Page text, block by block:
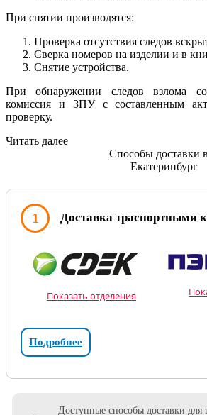
При снятии производятся:
Проверка отсутствия следов
Сверка номеров на изделии и в
Снятие устройства.
При обнаружении следов взлома
комиссия и ЗПУ с составленным
проверку.
Читать далее
Способы доставки в
Екатеринбург
1 Доставка траспортными
Показать отделения
Подробнее
Доступные способы доставки для